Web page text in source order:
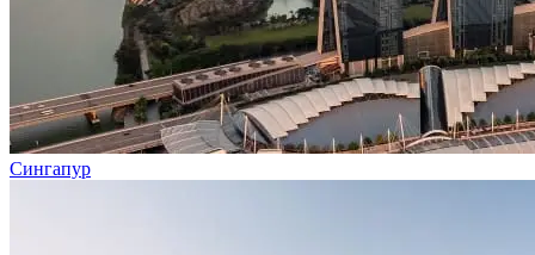
Сингапур